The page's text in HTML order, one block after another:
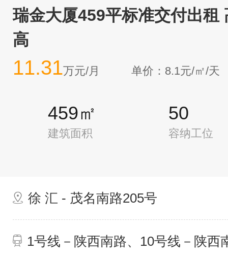
瑞金大厦459平标准交付出租
高
11.31万元/月 单价：8.1元/㎡/天
459㎡
建筑面积
50
容纳工位
徐 汇 - 茂名南路205号
1号线－陕西南路、10号线－陕西